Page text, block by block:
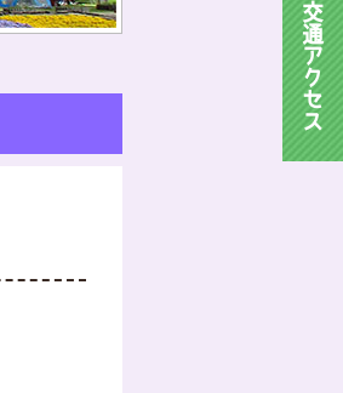
交
通
ア
ク
セ
ス